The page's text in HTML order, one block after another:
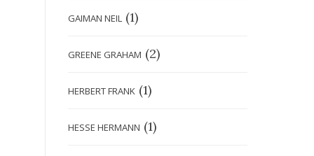
GAIMAN NEIL (1)
GREENE GRAHAM (2)
HERBERT FRANK (1)
HESSE HERMANN (1)